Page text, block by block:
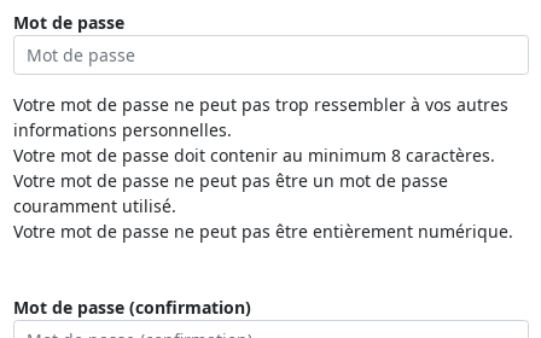
Mot de passe
Votre mot de passe ne peut pas trop ressembler à vos autres
informations personnelles.
Votre mot de passe doit contenir au minimum 8 caractères.
Votre mot de passe ne peut pas être un mot de passe
couramment utilisé.
Votre mot de passe ne peut pas être entièrement numérique.
Mot de passe (confirmation)